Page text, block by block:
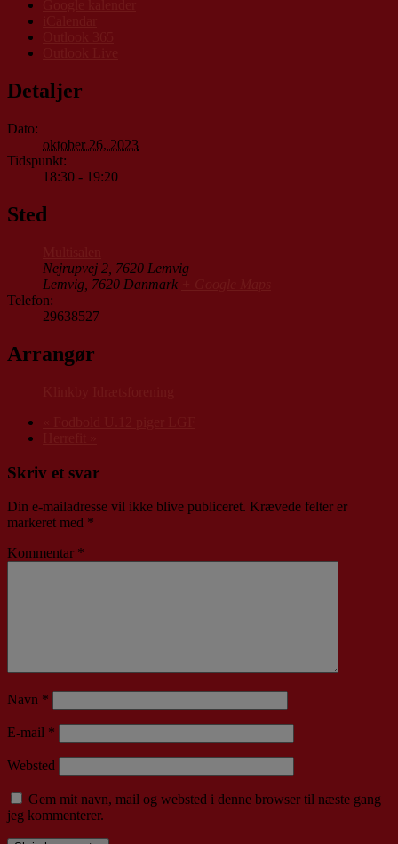
Detaljer
Dato:
oktober 26, 2023
Tidspunkt:
18:30 - 19:20
Sted
Nejrupvej 2, 7620 Lemvig
Lemvig 7620 Danmark
Telefon:
29638527
Arrangør
Skriv et svar
Din e-mailadresse vil ikke blive publiceret. Krævede felter er
markeret med *
Kommentar *
Navn *
E-mail *
Websted
Gem mit navn, mail og websted i denne browser til næste gang
jeg kommenterer.